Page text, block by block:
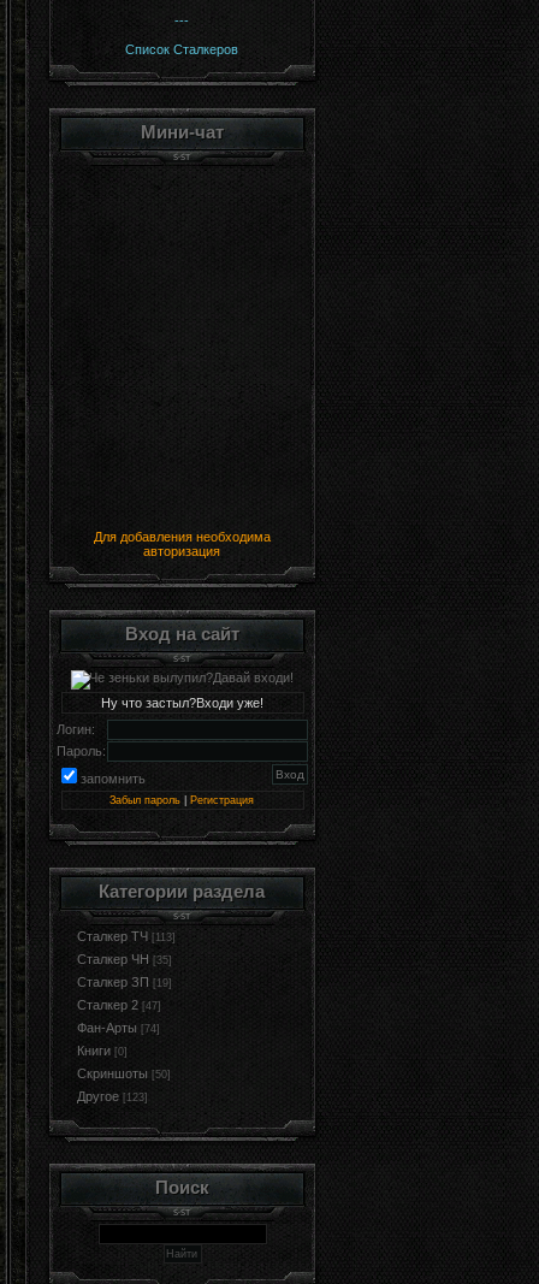
---
Список Сталкеров
Мини-чат
Для добавления необходима
авторизация
Вход на сайт
Ну что застыл?Входи уже!
Логин:
Пароль:
запомнить
Забыл пароль Регистрация
Категории раздела
Сталкер ТЧ [113]
Сталкер ЧН [35]
Сталкер ЗП [19]
Сталкер 2 [47]
Фан-Арты [74]
Книги [0]
Cкриншоты [50]
Другое [123]
Поиск